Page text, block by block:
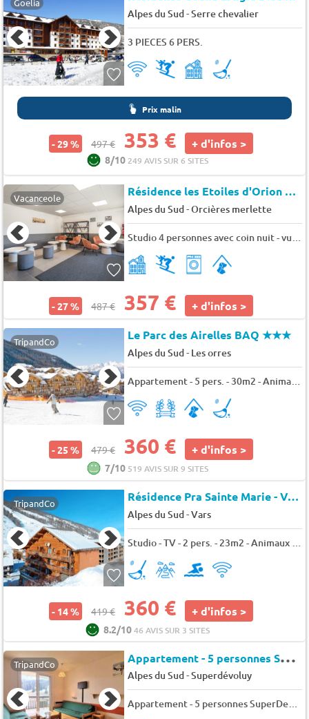
Goelia
Alpes du Sud-Serre chevalier
3 PIECES 6 PERS.
Prix malin
- 29 % 497 € 353 € + d'infos >
8/10 249 AVIS SUR 6 SITES
Vacanceole Résidence les Etoiles d'Orion
Alpes du Sud-Orcières merlette
Studio 4 personnes avec coin nuit - vue montagne
- 27 % 487 € 357 € + d'infos >
TripandCo Le Parc des Airelles BAQ★★★
Alpes du Sud- Les orres
Appartement - 5 pers. - 30m2 - Animaux admis
- 25 % 479 € 360 € + d'infos >
7/10 519 AVIS SUR 9 SITES
TripandCo Résidence Pra Sainte Marie - Vars
Alpes du Sud-Vars
Studio - TV - 2 pers. - 23m2 - Animaux admis
- 14 % 419 € 360 € + d'infos >
8.2/1046 AVIS SUR 3 SITES
TripandCo A
ppartement - 5 personnes SuperDevoluy - Les issarts
Alpes du Sud-Superdévoluy
Appartement - 5 personnes SuperDevoluy - Les issarts